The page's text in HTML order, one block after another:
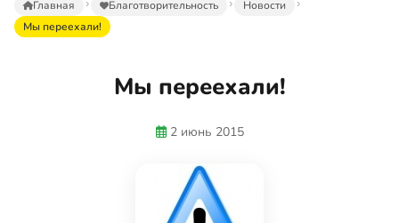
Главная Благотворительность
Новости
Мы переехали!
Мы переехали!
2 июнь 2015